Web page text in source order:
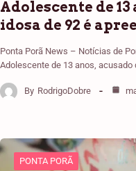
Adolescente de
idosa de 92 é
Ponta Porã News – Notícias de
Adolescente de 13 anos, acusado
By RodrigoDobre
PONTA PORÃ